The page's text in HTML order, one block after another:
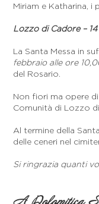
Miriam e Katharina, i
Lozzo di Cadore –
La Santa Messa in
febbraio alle ore
del Rosario.
Non fiori ma opere
Comunità di Lozzo
Al termine della
delle ceneri nel
Si ringrazia quanti